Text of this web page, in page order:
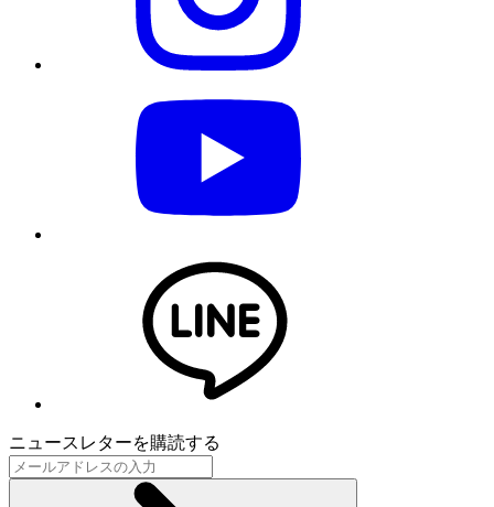
ニュースレターを購読する